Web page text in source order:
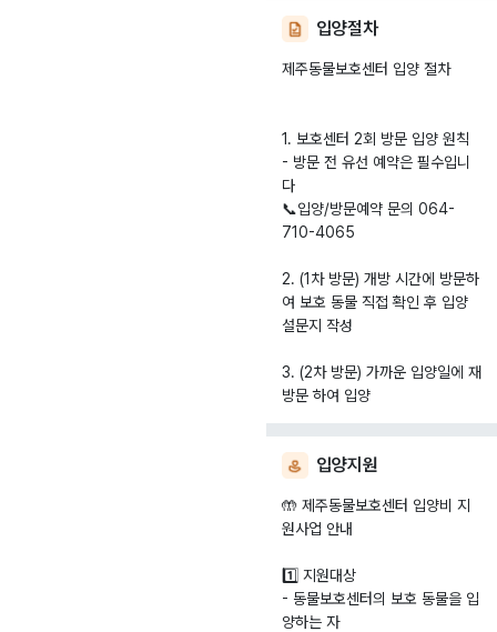
입양절차
제주동물보호센터 입양 절차
1. 보호센터 2회 방문 입양 원칙
- 방문 전 유선 예약은 필수입니
다
📞입양/방문예약 문의 064-
710-4065
2. (1차 방문) 개방 시간에 방문하
여 보호 동물 직접 확인 후 입양
설문지 작성
3. (2차 방문) 가까운 입양일에 재
입양지원
🤲 제주동물보호센터 입양비 지
원사업 안내
1️⃣ 지원대상
- 동물보호센터의 보호 동물을 입
양하는 자